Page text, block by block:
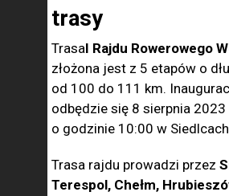
trasy
TrasaI Rajdu Rowerowego
złożona jest z 5 etapów o
od 100 do 111 km.
odbędzie się 8 sierpnia 2023
o godzinie 10:00 w
Trasa rajdu prowadzi przez
Terespol, Chełm,